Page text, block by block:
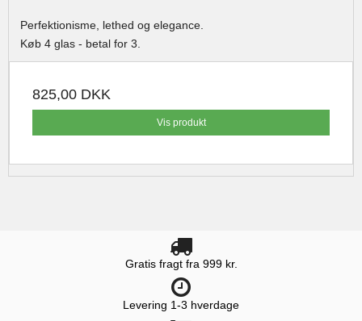
Perfektionisme, lethed og elegance.
Køb 4 glas - betal for 3.
825,00 DKK
Vis produkt
Gratis fragt fra 999 kr.
Levering 1-3 hverdage